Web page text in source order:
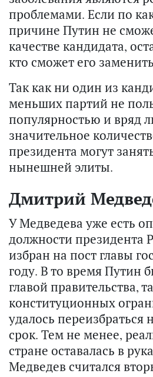
проблемами. Если по
причине Путин не
качестве кандидата,
кто сможет его
Так как ни один из
меньших партий не
популярностью и вряд
значительное
президента могут
нынешней элиты.
Дмитрий
У Медведева уже есть
должности президента
избран на пост главы
году. В то время Путин
главой правительства,
конституционных
удалось
срок. Тем не менее,
стране оставалась в
Медведев считался